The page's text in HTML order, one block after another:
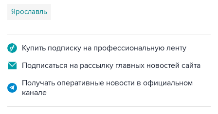
Ярославль
Купить подписку на профессиональную ленту
Подписаться на рассылку главных новостей сайта
Получать оперативные новости в официальном
канале